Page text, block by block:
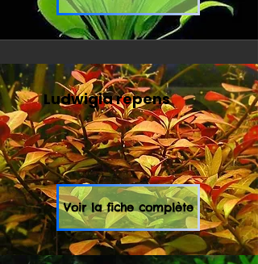
Ludwigia repens
Voir la fiche complète